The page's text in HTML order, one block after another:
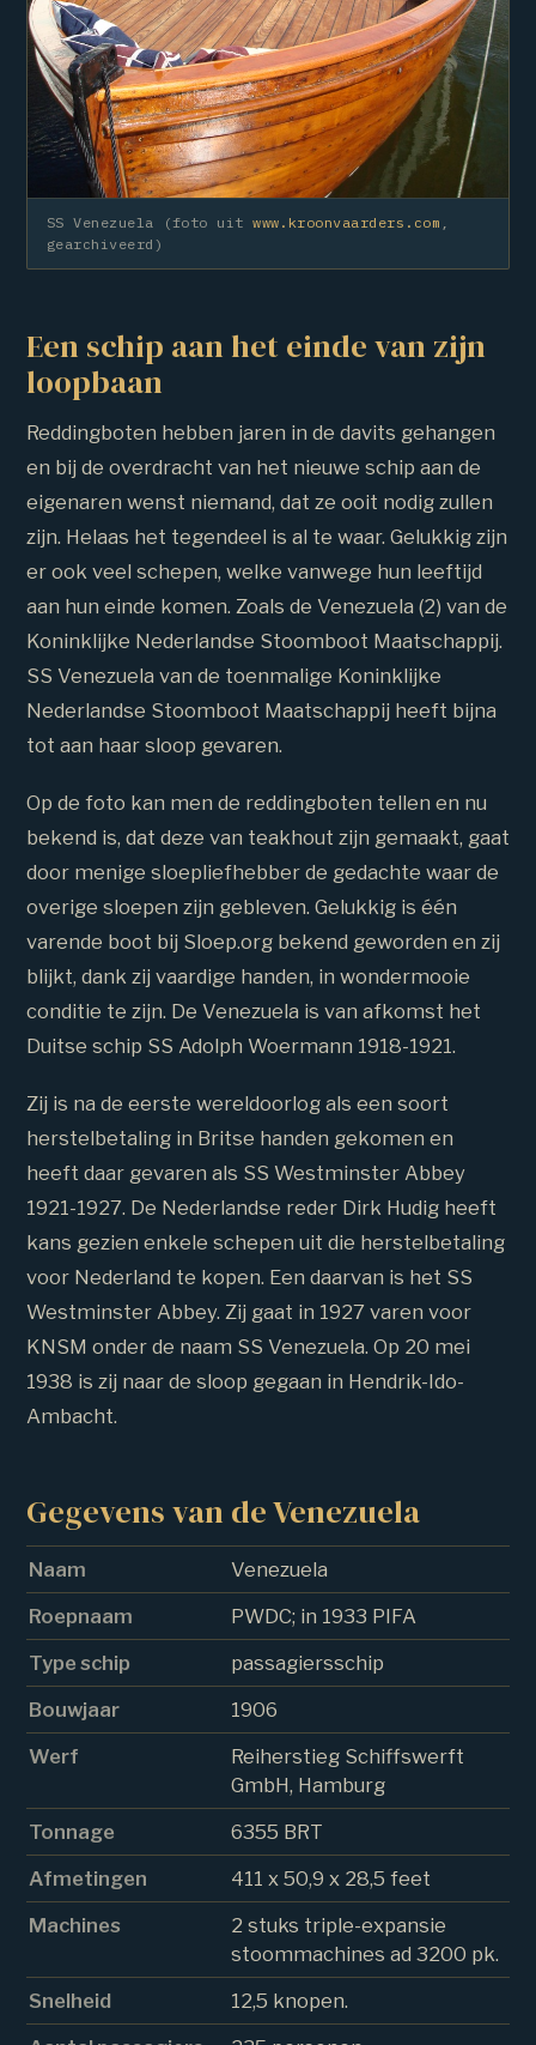
SS Venezuela (foto uitwww.kroonvaarders.com
gearchiveerd)
Een schip aan het einde van zijn
loopbaan
Reddingboten hebben jaren in de davits gehangen
en bij de overdracht van het nieuwe schip aan de
eigenaren wenst niemand, dat ze ooit nodig zullen
zijn. Helaas het tegendeel is al te waar. Gelukkig zijn
er ook veel schepen, welke vanwege hun leeftijd
aan hun einde komen. Zoals de Venezuela (2) van de
Koninklijke Nederlandse Stoomboot Maatschappij.
SS Venezuela van de toenmalige Koninklijke
Nederlandse Stoomboot Maatschappij heeft bijna
tot aan haar sloop gevaren.
Op de foto kan men de reddingboten tellen en nu
bekend is, dat deze van teakhout zijn gemaakt, gaat
door menige sloepliefhebber de gedachte waar de
overige sloepen zijn gebleven. Gelukkig is één
varende boot bij Sloep.org bekend geworden en zij
blijkt, dank zij vaardige handen, in wondermooie
conditie te zijn. De Venezuela is van afkomst het
Duitse schip SS Adolph Woermann 1918-1921.
Zij is na de eerste wereldoorlog als een soort
herstelbetaling in Britse handen gekomen en
heeft daar gevaren als SS Westminster Abbey
1921-1927. De Nederlandse reder Dirk Hudig heeft
kans gezien enkele schepen uit die herstelbetaling
voor Nederland te kopen. Een daarvan is het SS
Westminster Abbey. Zij gaat in 1927 varen voor
KNSM onder de naam SS Venezuela. Op 20 mei
1938 is zij naar de sloop gegaan in Hendrik-Ido-
Ambacht.
Gegevens van de Venezuela
Naam
Venezuela
Roepnaam
PWDC; in 1933 PIFA
Type schip
passagiersschip
Bouwjaar
1906
Werf
Reiherstieg Schiffswerft
GmbH, Hamburg
Tonnage
6355 BRT
Afmetingen
411 x 50,9 x 28,5 feet
Machines
2 stuks triple-expansie
stoommachines ad 3200 pk.
Snelheid
12,5 knopen.